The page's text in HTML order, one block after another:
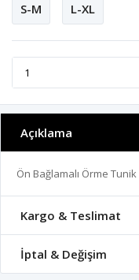
S-M L-XL
Açıklama
Ön Bağlamalı Örme Tunik
Kargo & Teslimat
İptal & Değişim